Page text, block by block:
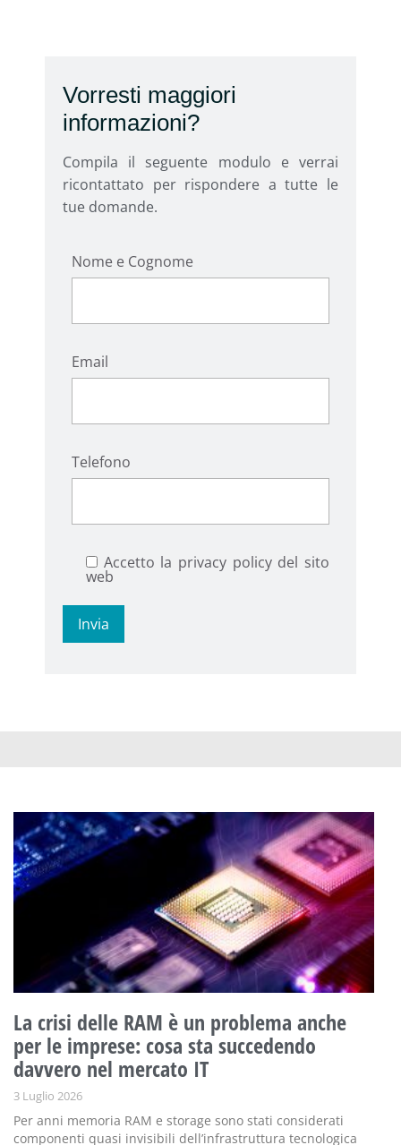
Vorresti maggiori
informazioni?
Compila il seguente modulo e verrai
ricontattato per rispondere a tutte le
tue domande.
Nome e Cognome
Email
Telefono
Accetto la privacy policy del sito
web
La crisi delle RAM è un problema anche
per le imprese: cosa sta succedendo
davvero nel mercato IT
3 Luglio 2026
Per anni memoria RAM e storage sono stati considerati
componenti quasi invisibili dell’infrastruttura tecnologica